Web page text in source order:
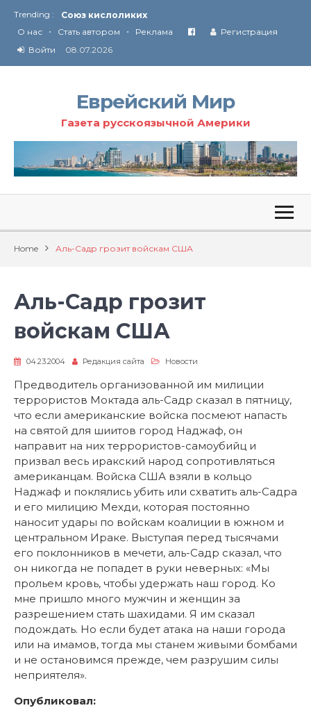
Trending :
Союз кислоликих
Соглашение США с Ираном
Технология Революции в Иране
О нас • Стать автором • Реклама
Регистрация
Войти
08.07.2026
Еврейский Мир
Газета русскоязычной Америки
Home Аль-Садр грозит войскам США
Аль-Садр грозит
войскам США
04.23.2004 Редакция сайта Новости
Предводитель организованной им милиции
террористов Моктада аль-Садр сказал в пятницу,
что если американские войска посмеют напасть
на святой для шиитов город Наджаф, он
направит на них террористов-самоубийц и
призвал весь иракский народ сопротивляться
американцам. Войска США взяли в кольцо
Наджаф и поклялись убить или схватить аль-Садра
и его милицию Мехди, которая постоянно
наносит удары по войскам коалиции в южном и
центральном Ираке. Выступая перед тысячами
его поклонников в мечети, аль-Садр сказал, что
он никогда не попадет в руки неверных: «Мы
прольем кровь, чтобы удержать наш город. Ко
мне пришло много мужчин и женщин за
разрешением стать шахидами. Я им сказал
подождать. Но если будет атака на наши города
или на имамов, тогда мы станем живыми бомбами
и не остановимся прежде, чем разрушим силы
неприятеля».
Опубликовал: